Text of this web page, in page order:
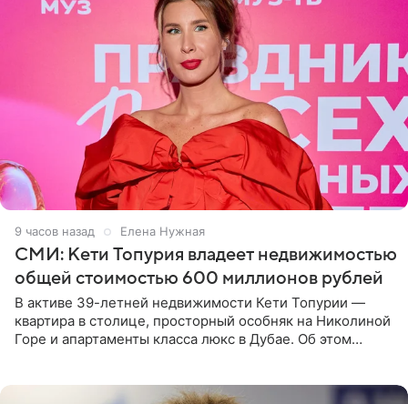
9 часов назад Елена Нужная
СМИ: Кети Топурия владеет недвижимостью
общей стоимостью 600 миллионов рублей
В активе 39-летней недвижимости Кети Топурии —
квартира в столице, просторный особняк на Николиной
Горе и апартаменты класса люкс в Дубае. Об этом